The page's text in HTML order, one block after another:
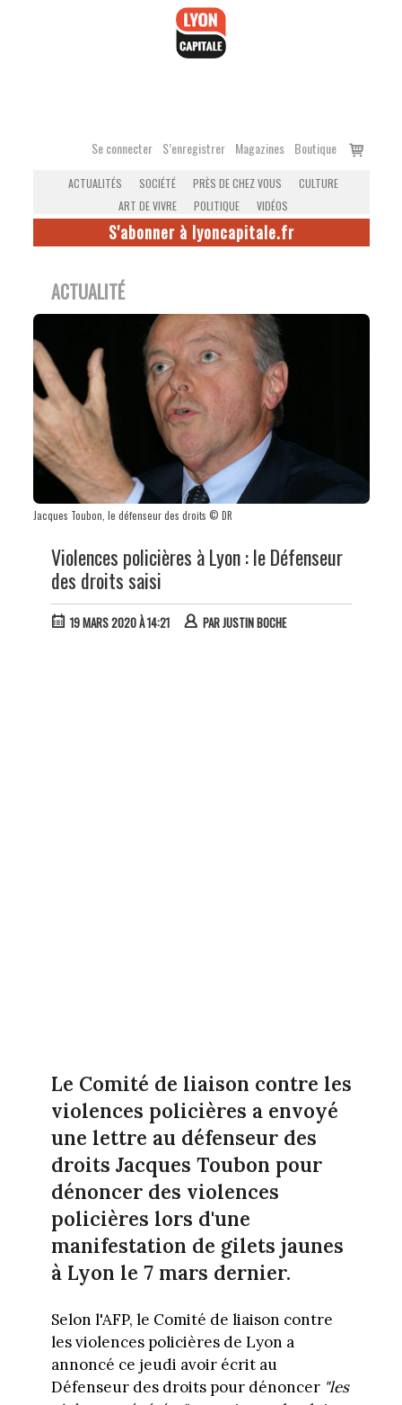
Se connecter S’enregistrer Magazines Boutique
Voir
ACTUALITÉS SOCIÉTÉ PRÈS DE CHEZ VOUS
CULTURE
ART DE VIVRE
POLITIQUE VIDÉOS
S'abonner à lyoncapitale.fr
ACTUALITÉ
Jacques Toubon, le défenseur des droits © DR
Violences policières à Lyon : le Défenseur
des droits saisi
19 MARS 2020 À 14:21 PARJUSTIN BOCHE
Le Comité de liaison contre les
violences policières a envoyé
une lettre au défenseur des
droits Jacques Toubon pour
dénoncer des violences
policières lors d'une
manifestation de gilets jaunes
à Lyon le 7 mars dernier.
Selon l'AFP, le Comité de liaison contre
les violences policières de Lyon a
annoncé ce jeudi avoir écrit au
Défenseur des droits pour dénoncer "les